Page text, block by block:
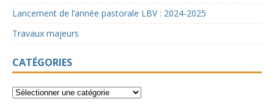
Lancement de l’année pastorale LBV : 2024-2025
Travaux majeurs
CATÉGORIES